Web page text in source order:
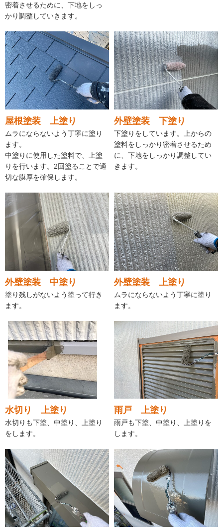
密着させるために、下地をしっ
かり調整していきます。
屋根塗装 上塗り
ムラにならないよう丁寧に塗り
ます。
中塗りに使用した塗料で、上塗
りを行います。2回塗ることで適
切な膜厚を確保します。
外壁塗装 下塗り
下塗りをしています。上からの
塗料をしっかり密着させるため
に、下地をしっかり調整してい
きます。
外壁塗装 中塗り
塗り残しがないよう塗って行き
ます。
外壁塗装 上塗り
ムラにならないよう丁寧に塗り
ます。
水切り 上塗り
水切りも下塗、中塗り、上塗り
をします。
雨戸 上塗り
雨戸も下塗、中塗り、上塗りを
します。